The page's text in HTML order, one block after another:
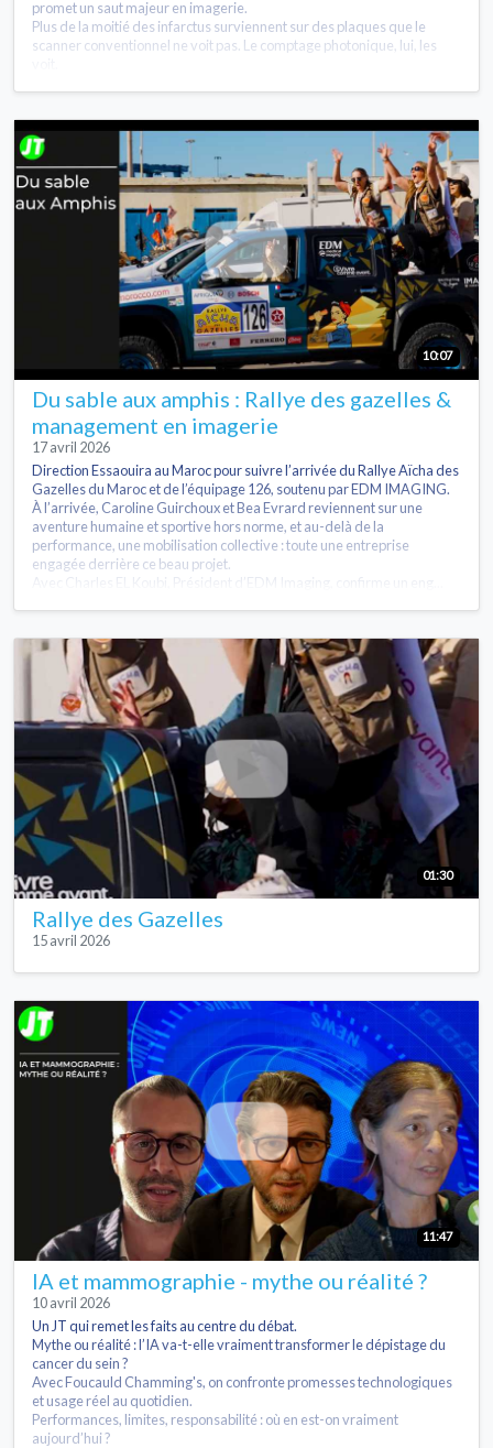
promet un saut majeur en imagerie.
Plus de la moitié des infarctus surviennent sur des plaques que le
scanner conventionnel ne voit pas. Le comptage photonique, lui, les
10:07
Du sable aux amphis : Rallye des gazelles &
management en imagerie
17 avril 2026
Direction Essaouira au Maroc pour suivre l’arrivée du Rallye Aïcha des
Gazelles du Maroc et de l’équipage 126, soutenu par EDM IMAGING.
À l’arrivée, Caroline Guirchoux et Bea Evrard reviennent sur une
aventure humaine et sportive hors norme, et au-delà de la
performance, une mobilisation collective : toute une entreprise
engagée derrière ce beau projet.
Avec Charles EL Koubi, Président d’EDM Imaging, confirme un eng...
01:30
Rallye des Gazelles
15 avril 2026
11:47
IA et mammographie - mythe ou réalité ?
10 avril 2026
Un JT qui remet les faits au centre du débat.
Mythe ou réalité : l’IA va-t-elle vraiment transformer le dépistage du
cancer du sein ?
Avec Foucauld Chamming's, on confronte promesses technologiques
et usage réel au quotidien.
Performances, limites, responsabilité : où en est-on vraiment
aujourd’hui ?